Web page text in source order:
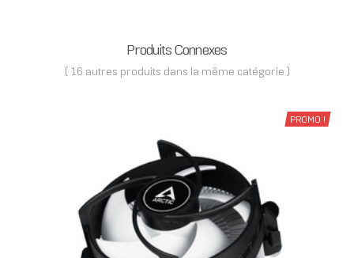
Produits Connexes
( 16 autres produits dans la même catégorie )
PROMO !